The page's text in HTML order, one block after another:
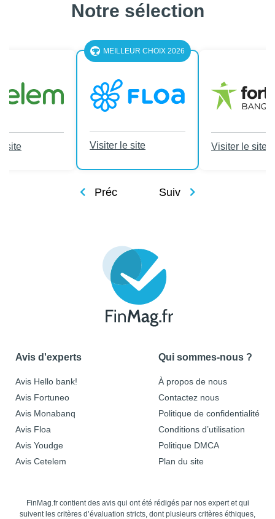
Notre sélection
site
MEILLEUR CHOIX 2026
Visiter le site Visiter le site
Préc Suiv
Avis d'experts
Avis Hello bank!
Avis Fortuneo
Avis Monabanq
Avis Floa
Avis Youdge
Avis Cetelem
Qui sommes-nous ?
À propos de nous
Contactez nous
Politique de confidentialité
Conditions d’utilisation
Politique DMCA
Plan du site
FinMag.fr contient des avis qui ont été rédigés par nos expert et qui
suivent les critères d’évaluation stricts, dont plusieurs critères éthiques,